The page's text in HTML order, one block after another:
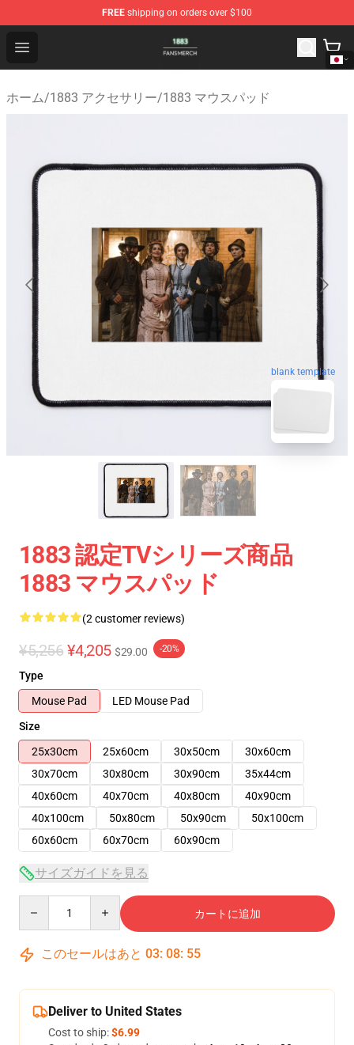
FREE shipping on orders over $100
Open menu
1883 Shop - Official 1883 Merchandise Store
ホーム/1883 アクセサリー/1883 マウスパッド
blank template
1883 認定TVシリーズ商品
1883 マウスパッド
(2 customer reviews)
¥5,256 ¥4,205 $29.00 -20%
Type
Mouse Pad
LED Mouse Pad
Size
25x30cm
25x60cm 30x50cm
30x60cm
30x70cm
30x80cm 30x90cm
35x44cm
40x60cm
40x70cm 40x80cm
40x90cm
40x100cm
50x80cm 50x90cm
50x100cm
60x60cm
60x70cm 60x90cm
サイズガイドを見る
カートに追加
このセールはあと 03: 08: 54
Deliver to United States
Cost to ship:$6.99